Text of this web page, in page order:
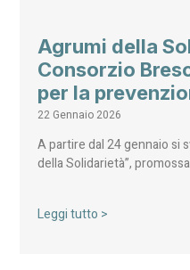
Agrumi della
Consorzio
per la
22 Gennaio 2026
A partire dal 24 gennaio si
della Solidarietà”,
Leggi tutto >